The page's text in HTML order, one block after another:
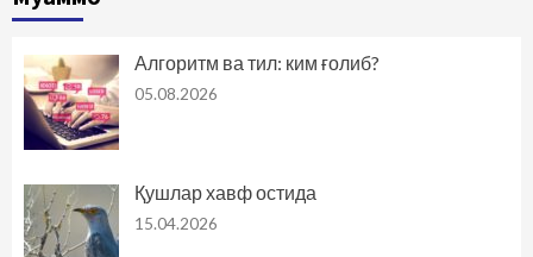
Алгоритм ва тил: ким ғолиб?
05.08.2026
Қушлар хавф остида
15.04.2026